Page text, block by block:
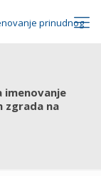
imenovanje
zgrada na